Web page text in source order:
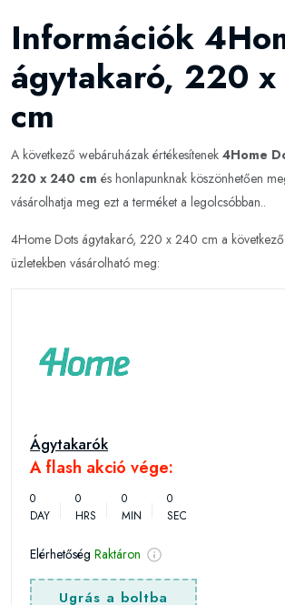
Információk
ágytakaró, 220
cm
A következő webáruházak értékesítenek 4Home
220 x 240 cm és honlapunknak köszönhetően
vásárolhatja meg ezt a terméket a legolcsóbban..
4Home Dots ágytakaró, 220 x 240 cm a
üzletekben vásárolható meg:
Ágytakarók
A flash akció vége:
0
DAY
0
HRS
0
MIN
0
SEC
Elérhetőség Raktáron
Ugrás a boltba